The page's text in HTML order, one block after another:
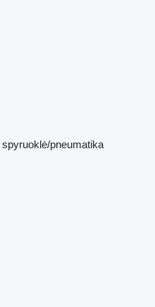
spyruoklė/pneumatika